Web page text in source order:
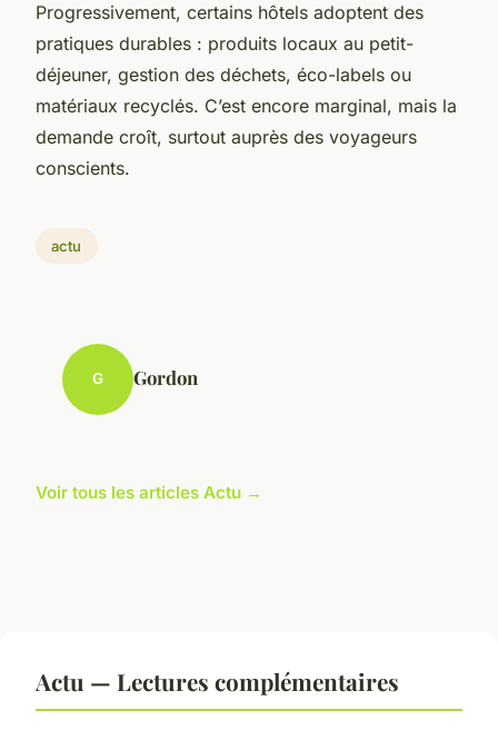
Progressivement, certains hôtels adoptent des
pratiques durables : produits locaux au petit-
déjeuner, gestion des déchets, éco-labels ou
matériaux recyclés. C’est encore marginal, mais la
demande croît, surtout auprès des voyageurs
conscients.
actu
G Gordon
Voir tous les articles Actu →
Actu — Lectures complémentaires